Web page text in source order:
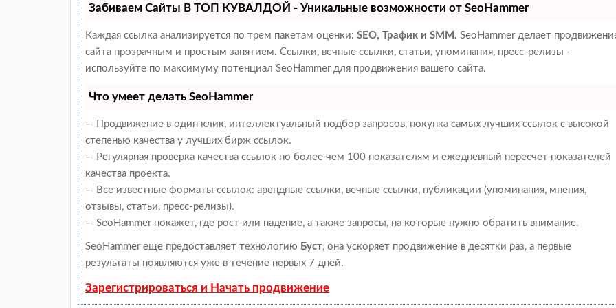
Забиваем Сайты В ТОП КУВАЛДОЙ - Уникальные возможности от SeoHammer
Каждая ссылка анализируется по трем пакетам оценки: SEO, Трафик и SMM. SeoHammer делает
сайта прозрачным и простым занятием. Ссылки, вечные ссылки, статьи, упоминания, пресс-релизы -
используйте по максимуму потенциал SeoHammer для продвижения вашего сайта.
Что умеет делать SeoHammer
— Продвижение в один клик, интеллектуальный подбор запросов, покупка самых лучших ссылок с высокой
степенью качества у лучших бирж ссылок.
— Регулярная проверка качества ссылок по более чем 100 показателям и ежедневный пересчет показателей
качества проекта.
— Все известные форматы ссылок: арендные ссылки, вечные ссылки, публикации (упоминания, мнения,
отзывы, статьи, пресс-релизы).
— SeoHammer покажет, где рост или падение, а также запросы, на которые нужно обратить внимание.
SeoHammer еще предоставляет технологию Буст, она ускоряет продвижение в десятки раз, а первые
результаты появляются уже в течение первых 7 дней.
Зарегистрироваться и Начать продвижение